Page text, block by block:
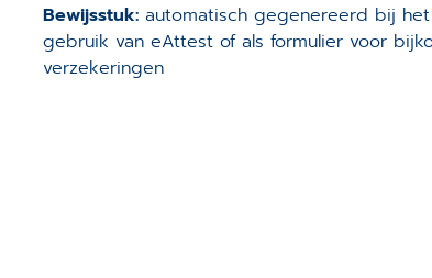
Bewijsstuk: automatisch gegenereerd bij het
gebruik van eAttest of als formulier voor
verzekeringen